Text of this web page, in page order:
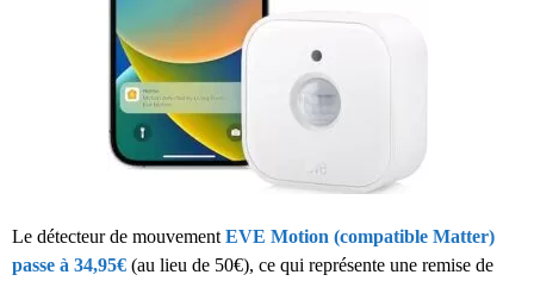
Le détecteur de mouvement EVE Motion (compatible Matter)
passe à 34,95€ (au lieu de 50€), ce qui représente une remise de